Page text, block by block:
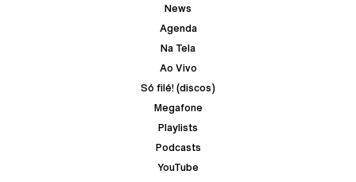
News
Agenda
Na Tela
Ao Vivo
Só filé! (discos)
Megafone
Playlists
Podcasts
YouTube